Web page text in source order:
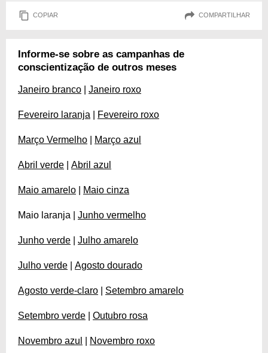
COPIAR COMPARTILHAR
Informe-se sobre as campanhas de
conscientização de outros meses
Janeiro branco Janeiro roxo
Fevereiro laranja Fevereiro roxo
Março Vermelho Março azul
Abril verde Abril azul
Maio amarelo Maio cinza
Maio laranja | Junho vermelho
Junho verde Julho amarelo
Julho verde Agosto dourado
Agosto verde-claro Setembro amarelo
Setembro verde Outubro rosa
Novembro azul Novembro roxo